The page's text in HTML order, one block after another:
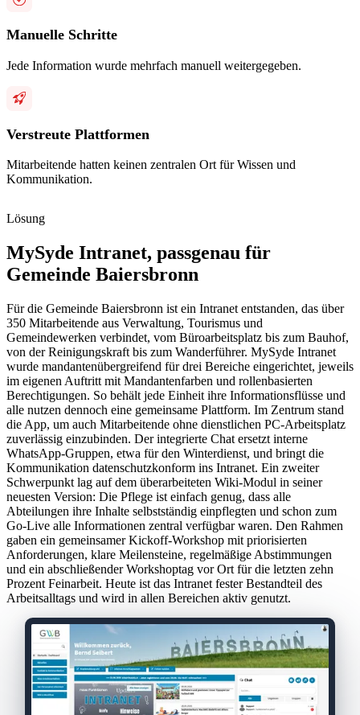
Manuelle Schritte
Jede Information wurde mehrfach manuell weitergegeben.
Verstreute Plattformen
Mitarbeitende hatten keinen zentralen Ort für Wissen und
Kommunikation.
Lösung
MySyde Intranet, passgenau für
Gemeinde Baiersbronn
Für die Gemeinde Baiersbronn ist ein Intranet entstanden, das über
350 Mitarbeitende aus Verwaltung, Tourismus und
Gemeindewerken verbindet, vom Büroarbeitsplatz bis zum Bauhof,
von der Reinigungskraft bis zum Wanderführer. MySyde Intranet
wurde mandantenübergreifend für drei Bereiche eingerichtet, jeweils
im eigenen Auftritt mit Mandantenfarben und rollenbasierten
Berechtigungen. So behält jede Einheit ihre Informationsflüsse und
alle nutzen dennoch eine gemeinsame Plattform. Im Zentrum stand
die App, um auch Mitarbeitende ohne dienstlichen PC-Arbeitsplatz
zuverlässig einzubinden. Der integrierte Chat ersetzt interne
WhatsApp-Gruppen, etwa für den Winterdienst, und bringt die
Kommunikation datenschutzkonform ins Intranet. Ein zweiter
Schwerpunkt lag auf dem überarbeiteten Wiki-Modul in seiner
neuesten Version: Die Pflege ist einfach genug, dass alle
Abteilungen ihre Inhalte selbstständig einpflegten und schon zum
Go-Live alle Informationen zentral verfügbar waren. Den Rahmen
gaben ein gemeinsamer Kickoff-Workshop mit priorisierten
Anforderungen, klare Meilensteine, regelmäßige Abstimmungen
und ein abschließender Workshoptag vor Ort für die letzten zehn
Prozent Feinarbeit. Heute ist das Intranet fester Bestandteil des
Arbeitsalltags und wird in allen Bereichen aktiv genutzt.